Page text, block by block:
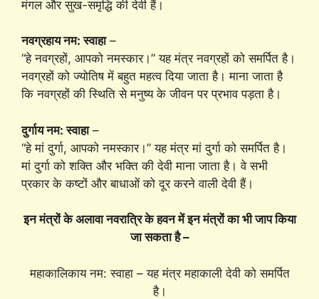
मंगल और सुख-समृद्धि की देवी हैं।
नवग्रहाय नम: स्वाहा–
“हे नवग्रहों, आपको नमस्कार।” यह मंत्र नवग्रहों को समर्पित है।
नवग्रहों को ज्योतिष में बहुत महत्व दिया जाता है। माना जाता है
कि नवग्रहों की स्थिति से मनुष्य के जीवन पर प्रभाव पड़ता है।
दुर्गाय नम: स्वाहा–
“हे मां दुर्गा, आपको नमस्कार।” यह मंत्र मां दुर्गा को समर्पित है।
मां दुर्गा को शक्ति और भक्ति की देवी माना जाता है। वे सभी
प्रकार के कष्टों और बाधाओं को दूर करने वाली देवी हैं।
इन मंत्रों के अलावा नवरात्रि के हवन में इन मंत्रों का भी जाप किया
जा सकता है –
महाकालिकाय नम: स्वाहा – यह मंत्र महाकाली देवी को समर्पित
है।